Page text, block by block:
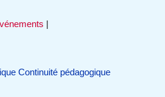
|
Continuité pédagogique